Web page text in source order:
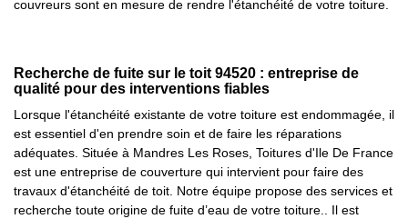
couvreurs sont en mesure de rendre l'étanchéité de votre toiture.
Recherche de fuite sur le toit 94520 : entreprise de
qualité pour des interventions fiables
Lorsque l'étanchéité existante de votre toiture est endommagée, il
est essentiel d'en prendre soin et de faire les réparations
adéquates. Située à Mandres Les Roses, Toitures d'Ile De France
est une entreprise de couverture qui intervient pour faire des
travaux d'étanchéité de toit. Notre équipe propose des services et
recherche toute origine de fuite d’eau de votre toiture.. Il est